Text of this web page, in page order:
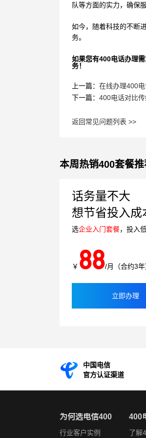
队等方面的实力，确保
如今，随着科技的不断
务。
如果您有400电话办理
务！
上一篇： 在线办理400
下一篇： 400电话对比
返回常见问题列表 >>
本周热销400套餐推
话务量不大
想节省投入成
选企业入门套餐，投入
￥ 88/月（合约3年
立即办理
中国电信
官方认证渠道
为何选电信400
行业客户实例
400
了解